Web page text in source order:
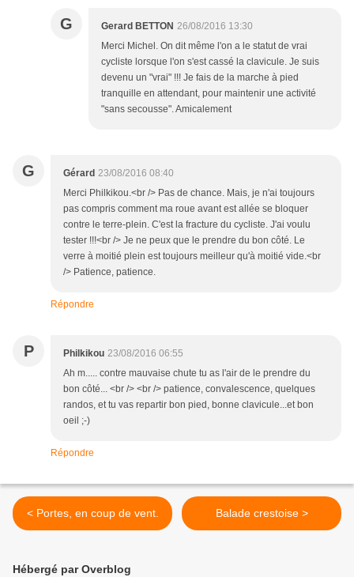
G Gerard BETTON 26/08/2016 13:30
Merci Michel. On dit même l'on a le statut de vrai
cycliste lorsque l'on s'est cassé la clavicule. Je suis
devenu un "vrai" !!! Je fais de la marche à pied
tranquille en attendant, pour maintenir une activité
"sans secousse". Amicalement
G Gérard 23/08/2016 08:40
Merci Philkikou.<br /> Pas de chance. Mais, je n'ai toujours
pas compris comment ma roue avant est allée se bloquer
contre le terre-plein. C'est la fracture du cycliste. J'ai voulu
tester !!!<br /> Je ne peux que le prendre du bon côté. Le
verre à moitié plein est toujours meilleur qu'à moitié vide.<br
/> Patience, patience.
Répondre
P Philkikou 23/08/2016 06:55
Ah m..... contre mauvaise chute tu as l'air de le prendre du
bon côté... <br /> <br /> patience, convalescence, quelques
randos, et tu vas repartir bon pied, bonne clavicule...et bon
oeil ;-)
Répondre
< Portes, en coup de vent. Balade crestoise >
Hébergé par Overblog